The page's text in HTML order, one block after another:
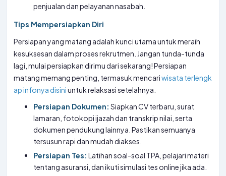
penjualan dan pelayanan nasabah.
Tips Mempersiapkan Diri
Persiapan yang matang adalah kunci utama untuk meraih
kesuksesan dalam proses rekrutmen. Jangan tunda-tunda
lagi, mulai persiapkan dirimu dari sekarang! Persiapan
matang memang penting, termasuk mencariwisata terlengk
ap infonya disiniuntuk relaksasi setelahnya.
Persiapan Dokumen: Siapkan CV terbaru, surat
lamaran, fotokopi ijazah dan transkrip nilai, serta
dokumen pendukung lainnya. Pastikan semuanya
tersusun rapi dan mudah diakses.
Persiapan Tes: Latihan soal-soal TPA, pelajari materi
tentang asuransi, dan ikuti simulasi tes online jika ada.